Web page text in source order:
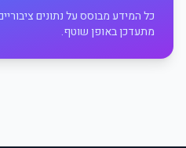
כל המידע מבוסס על נתונים
מתעדכן באופן שוטף.